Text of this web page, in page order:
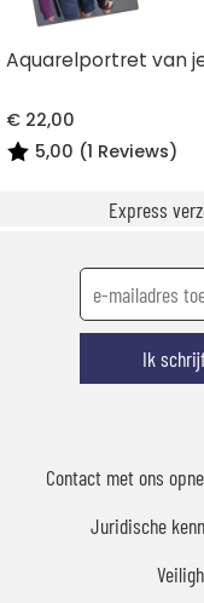
Aquarelportret van
€ 22,00
5,00 (1 Reviews)
Express
Ik
Contact met ons
Juridische